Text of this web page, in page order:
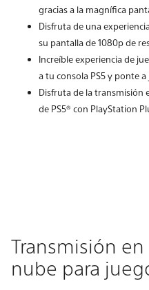
gracias a la magnífica
Disfruta de una
su pantalla de 1080p de
Increíble experiencia de
a tu consola PS5 y ponte a
Disfruta de la transmisión
de PS5® con PlayStation
Transmisión
nube para